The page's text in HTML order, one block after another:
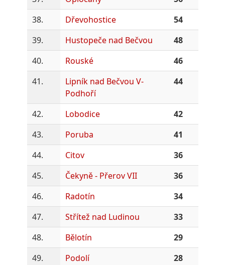
38.
Dřevohostice
54
39.
Hustopeče nad Bečvou
48
40.
Rouské
46
41.
Lipník nad Bečvou V-
Podhoří
44
42. Lobodice
42
43.
Poruba
41
44.
Citov
36
45.
Čekyně - Přerov VII
36
46.
Radotín
34
47.
Střítež nad Ludinou
33
48.
Bělotín
29
49.
Podolí 28